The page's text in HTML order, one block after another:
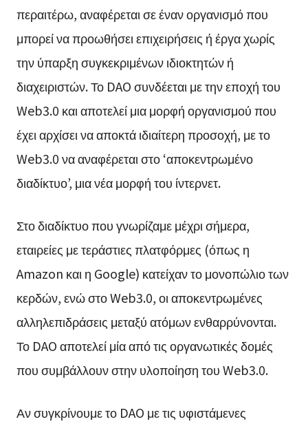
περαιτέρω, αναφέρεται σε έναν οργανισμό που
μπορεί να προωθήσει επιχειρήσεις ή έργα χωρίς
την ύπαρξη συγκεκριμένων ιδιοκτητών ή
διαχειριστών. Το DAO συνδέεται με την εποχή του
Web3.0 και αποτελεί μια μορφή οργανισμού που
έχει αρχίσει να αποκτά ιδιαίτερη προσοχή, με το
Web3.0 να αναφέρεται στο ‘αποκεντρωμένο
διαδίκτυο’, μια νέα μορφή του ίντερνετ.
Στο διαδίκτυο που γνωρίζαμε μέχρι σήμερα,
εταιρείες με τεράστιες πλατφόρμες (όπως η
Amazon και η Google) κατείχαν το μονοπώλιο των
κερδών, ενώ στο Web3.0, οι αποκεντρωμένες
αλληλεπιδράσεις μεταξύ ατόμων ενθαρρύνονται.
Το DAO αποτελεί μία από τις οργανωτικές δομές
που συμβάλλουν στην υλοποίηση του Web3.0.
Αν συγκρίνουμε το DAO με τις υφιστάμενες